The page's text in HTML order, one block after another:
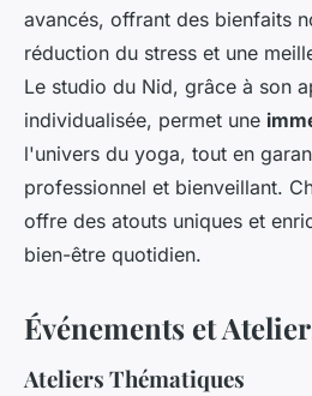
avancés, offrant des bienfaits
réduction du stress et une
Le studio du Nid, grâce à son
individualisée, permet une
l'univers du yoga, tout en
professionnel et bienveillant.
offre des atouts uniques et
bien-être quotidien.
Événements et
Ateliers Thématiques